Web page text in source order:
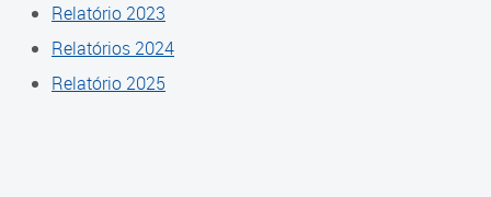
Equipe Interna
Calendário
Relatório 2023
Relatórios 2024
Relatório 2025